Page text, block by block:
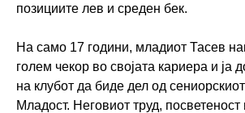
позициите лев и среден бек.
На само 17 години, младиот Тасев
голем чекор во својата кариера и ја
на клубот да биде дел од
Младост. Неговиот труд,